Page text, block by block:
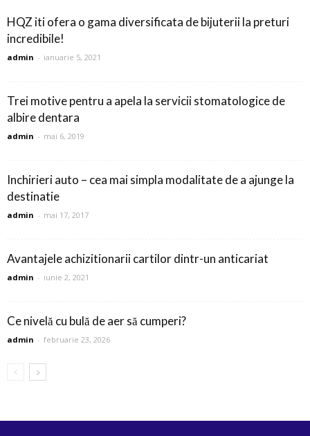
HQZ iti ofera o gama diversificata de bijuterii la preturi
incredibile!
admin - ianuarie 5, 2021
Trei motive pentru a apela la servicii stomatologice de
albire dentara
admin - mai 6, 2019
Inchirieri auto – cea mai simpla modalitate de a ajunge la
destinatie
admin - mai 17, 2017
Avantajele achizitionarii cartilor dintr-un anticariat
admin - iunie 2, 2021
Ce nivelă cu bulă de aer să cumperi?
admin - februarie 23, 2026